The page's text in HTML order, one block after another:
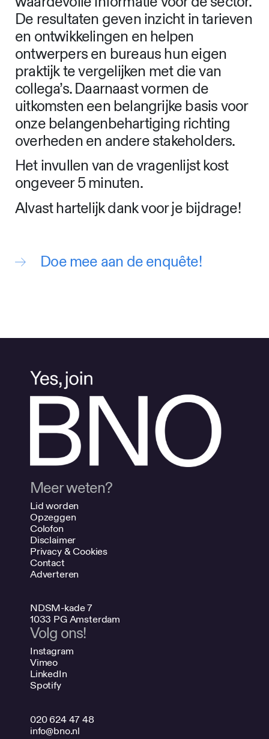
De resultaten geven inzicht in tarieven
en ontwikkelingen en helpen
ontwerpers en bureaus hun eigen
praktijk te vergelijken met die van
collega’s. Daarnaast vormen de
uitkomsten een belangrijke basis voor
onze belangenbehartiging richting
overheden en andere stakeholders.
Het invullen van de vragenlijst kost
ongeveer 5 minuten.
Alvast hartelijk dank voor je bijdrage!
Doe mee aan de enquête!
Meer weten?
Lid worden
Opzeggen
Colofon
Disclaimer
Privacy & Cookies
Contact
Adverteren
NDSM-kade 7
1033 PG Amsterdam
Volg ons!
Instagram
Vimeo
LinkedIn
Spotify
020 624 47 48
info@bno.nl